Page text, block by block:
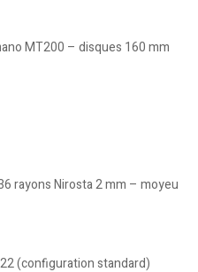
MT200 – disques 160 mm
rayons Nirosta 2 mm – moyeu
(configuration standard)